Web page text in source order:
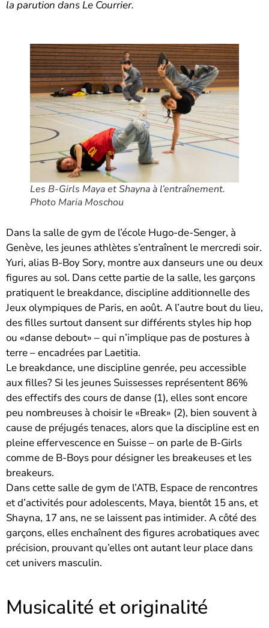
la parution dans Le Courrier.
Les B-Girls Maya et Shayna à l’entraînement.
Photo Maria Moschou
Dans la salle de gym de l’école Hugo-de-Senger, à
Genève, les jeunes athlètes s’entraînent le mercredi soir.
Yuri, alias B-Boy Sory, montre aux danseurs une ou deux
figures au sol. Dans cette partie de la salle, les garçons
pratiquent le breakdance, discipline additionnelle des
Jeux olympiques de Paris, en août. A l’autre bout du lieu,
des filles surtout dansent sur différents styles hip hop
ou «danse debout» – qui n’implique pas de postures à
terre – encadrées par Laetitia.
Le breakdance, une discipline genrée, peu accessible
aux filles? Si les jeunes Suissesses représentent 86%
des effectifs des cours de danse (1), elles sont encore
peu nombreuses à choisir le «Break» (2), bien souvent à
cause de préjugés tenaces, alors que la discipline est en
pleine effervescence en Suisse – on parle de B-Girls
comme de B-Boys pour désigner les breakeuses et les
breakeurs.
Dans cette salle de gym de l’ATB, Espace de rencontres
et d’activités pour adolescents, Maya, bientôt 15 ans, et
Shayna, 17 ans, ne se laissent pas intimider. A côté des
garçons, elles enchaînent des figures acrobatiques avec
précision, prouvant qu’elles ont autant leur place dans
cet univers masculin.
Musicalité et originalité